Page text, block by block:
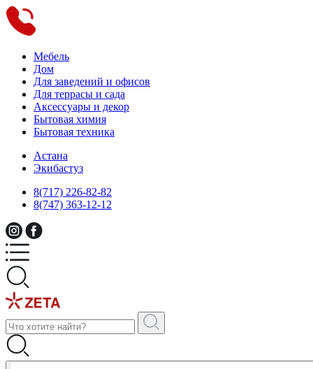
Мебель
Дом
Для заведений и офисов
Для террасы и сада
Аксессуары и декор
Бытовая химия
Бытовая техника
Астана
Экибастуз
8(717) 226-82-82
8(747) 363-12-12